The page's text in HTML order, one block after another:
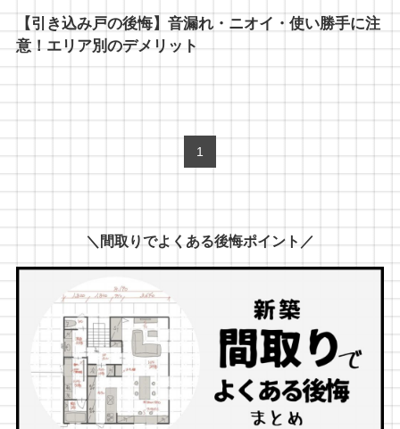
【引き込み戸の後悔】音漏れ・ニオイ・使い勝手に注
意！エリア別のデメリット
1
＼間取りでよくある後悔ポイント／